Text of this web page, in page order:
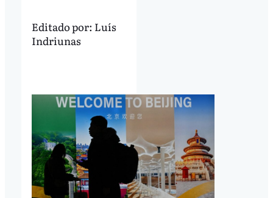
Editado por: Luís
Indriunas